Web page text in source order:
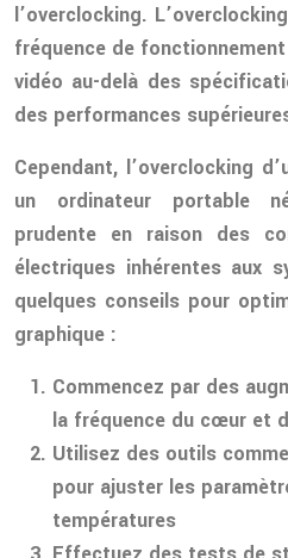
l’overclocking.
fréquence de
vidéo au-delà des
des performances
Cependant, l’overclocking
un ordinateur portable
prudente en raison des
électriques inhérentes aux
quelques conseils pour
graphique :
Commencez par des
la fréquence du cœur et
Utilisez des outils comme
pour ajuster les
températures